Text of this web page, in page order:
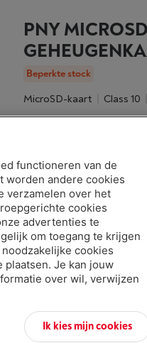
PNY
Beperkte stock
MicroSD-kaart Class 10
€ 15,00
Troeven
Kaarttype: Micro SD
functioneren van de
worden andere cookies
verzamelen over het
cookies
advertenties te
om toegang te krijgen
cookies
Je kan jouw
over wil, verwijzen
Ik kies mijn cookies